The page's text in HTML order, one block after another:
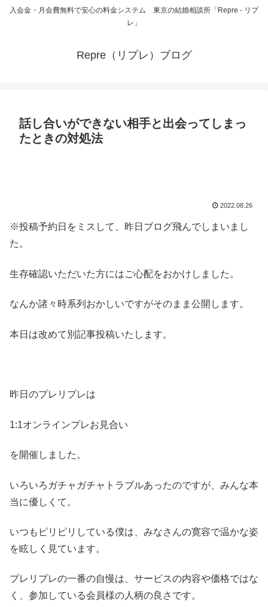
入会金・月会費無料で安心の料金システム 東京の結婚相談所「Repre - リプ
レ」
Repre（リプレ）ブログ
話し合いができない相手と出会ってしまっ
たときの対処法
2022.08.26
※投稿予約日をミスして、昨日ブログ飛んでしまいまし
た。
生存確認いただいた方にはご心配をおかけしました。
なんか諸々時系列おかしいですがそのまま公開します。
本日は改めて別記事投稿いたします。
昨日のプレリプレは
1:1オンラインプレお見合い
を開催しました。
いろいろガチャガチャトラブルあったのですが、みんな本
当に優しくて。
いつもピリピリしている僕は、みなさんの寛容で温かな姿
を眩しく見ています。
プレリプレの一番の自慢は、サービスの内容や価格ではな
く、参加している会員様の人柄の良さです。